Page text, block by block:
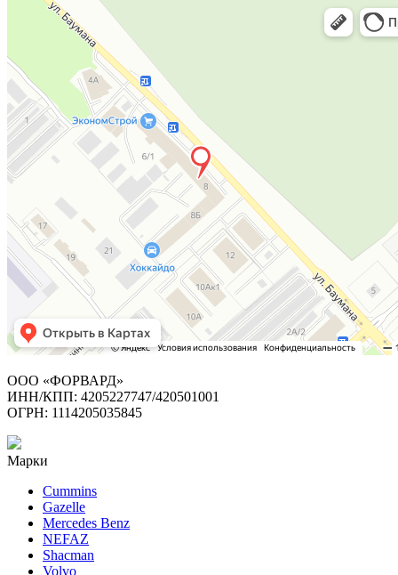
ООО «ФОРВАРД»
ИНН/КПП: 4205227747/420501001
ОГРН: 1114205035845
Марки
Cummins
Gazelle
Mercedes Benz
NEFAZ
Shacman
Volvo